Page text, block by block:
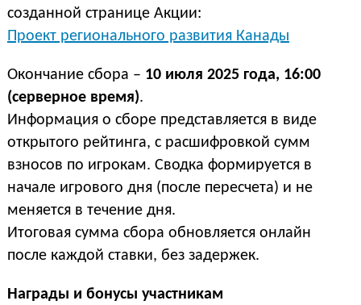
созданной странице Акции:
Проект регионального развития Канады
Окончание сбора – 10 июля 2025 года, 16:00
(серверное время).
Информация о сборе представляется в виде
открытого рейтинга, с расшифровкой сумм
взносов по игрокам. Сводка формируется в
начале игрового дня (после пересчета) и не
меняется в течение дня.
Итоговая сумма сбора обновляется онлайн
после каждой ставки, без задержек.
Награды и бонусы участникам